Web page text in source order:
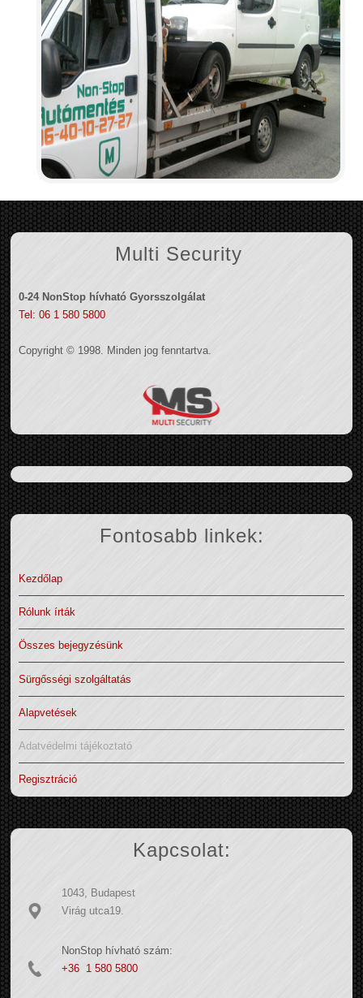
Multi Security
0-24 NonStop hívható Gyorsszolgálat
Tel: 06 1 580 5800
Copyright © 1998. Minden jog fenntartva.
Fontosabb linkek:
Kezdőlap
Rólunk írták
Összes bejegyzésünk
Sürgősségi szolgáltatás
Alapvetések
Adatvédelmi tájékoztató
Regisztráció
Kapcsolat:
1043, Budapest
Virág utca19.
NonStop hívható szám:
+36 1 580 5800